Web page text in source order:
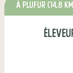
à Plufur (14,8